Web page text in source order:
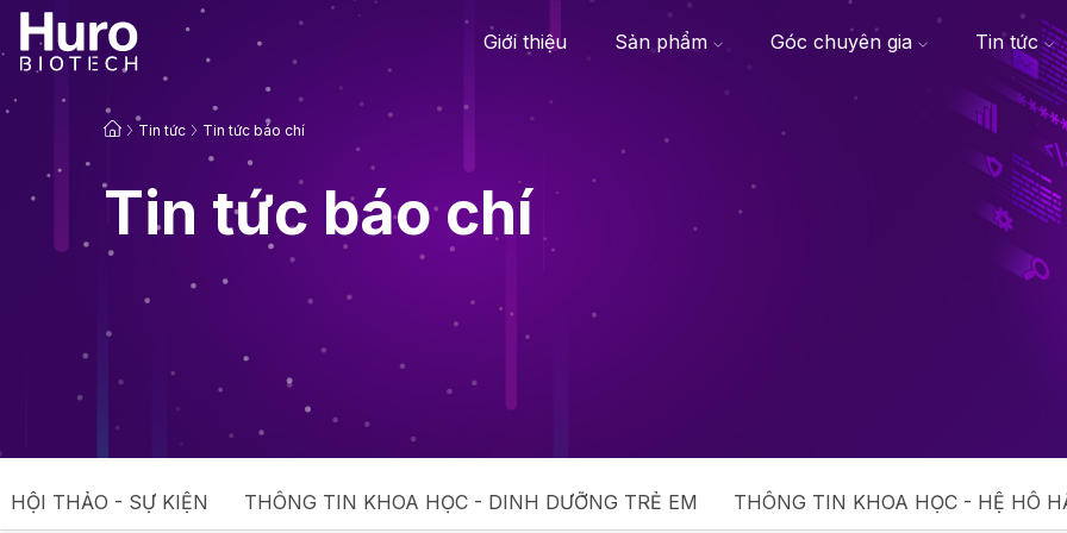
Giới thiệu Sản phẩm Góc chuyên gia Tin tức
Tin tức Tin tức báo chí
Tin tức báo chí
HỘI THẢO - SỰ KIỆN THÔNG TIN KHOA HỌC - DINH DƯỠNG TRẺ EM THÔNG TIN KHOA HỌC - HỆ HÔ